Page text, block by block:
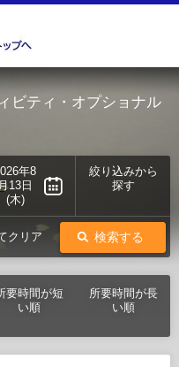
ビティ・オプショナル
年8
13日
(木)
絞り込みから
探す
検索する
クリア
要時間が短
い順
所要時間が長
い順